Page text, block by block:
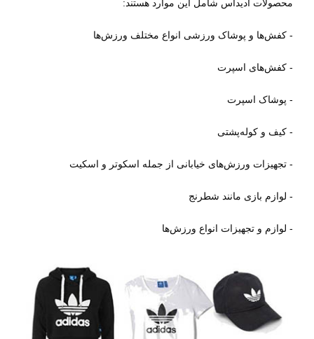
محصولات آدیداس شامل این موارد هستند:
- کفش‌ها و پوشاک ورزشی انواع مختلف ورزش‌ها
- کفش‌های اسپرت
- پوشاک اسپرت
- کیف و کوله‌پشتی
- تجهیزات ورزش‌های خیابانی از جمله اسکوتر و اسکیت
- لوازم بازی مانند شطرنج
- لوازم و تجهیزات انواع ورزش‌ها